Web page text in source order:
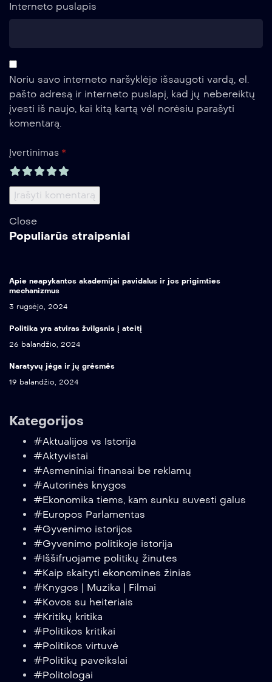
Interneto puslapis
Noriu savo interneto naršyklėje išsaugoti vardą, el.
pašto adresą ir interneto puslapį, kad jų nebereiktų
įvesti iš naujo, kai kitą kartą vėl norėsiu parašyti
komentarą.
Įvertinimas *
Close
Populiarūs straipsniai
Apie neapykantos akademijai pavidalus ir jos prigimties
mechanizmus
3 rugsėjo, 2024
Politika yra atviras žvilgsnis į ateitį
26 balandžio, 2024
Naratyvų jėga ir jų grėsmės
19 balandžio, 2024
Kategorijos
#Aktualijos vs Istorija
#Aktyvistai
#Asmeniniai finansai be reklamų
#Autorinės knygos
#Ekonomika tiems, kam sunku suvesti galus
#Europos Parlamentas
#Gyvenimo istorijos
#Gyvenimo politikoje istorija
#Iššifruojame politikų žinutes
#Kaip skaityti ekonomines žinias
#Knygos | Muzika | Filmai
#Kovos su heiteriais
#Kritikų kritika
#Politikos kritikai
#Politikos virtuvė
#Politikų paveikslai
#Politologai